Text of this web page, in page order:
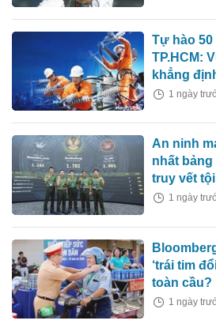
Tự hào
TP.HCM:
khẳng
1 ngày
An ninh
nhất
truy vết
1 ngày
‘trái tim
toàn cầu?
1 ngày